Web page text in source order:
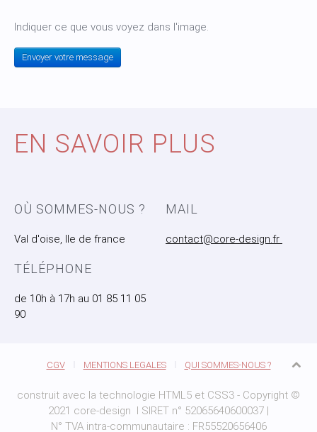
Indiquer ce que vous voyez dans l'image.
EN SAVOIR PLUS
OÙ SOMMES-NOUS ?
Val d'oise, Ile de france
MAIL
contact@core-design.fr
TÉLÉPHONE
de 10h à 17h au 01 85 11 05
90
CGV MENTIONS LEGALES QUI SOMMES-NOUS ?
construit avec la technologie HTML5 et CSS3 - Copyright ©
2021 core-design I SIRET n° 52065640600037 |
N° TVA intra-communautaire : FR55520656406